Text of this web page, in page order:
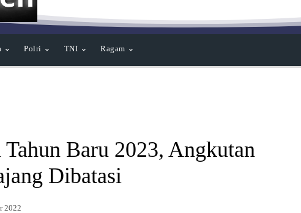
Polri TNI Ragam
Baru 2023, Angkutan
Dibatasi
2022